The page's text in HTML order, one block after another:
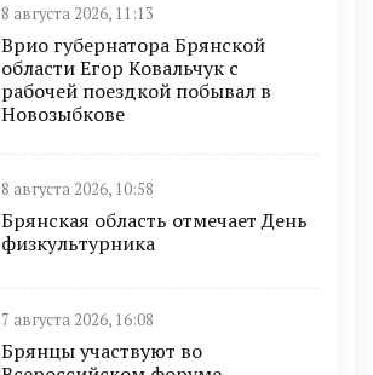
8 августа 2026, 11:13
Врио губернатора Брянской
области Егор Ковальчук с
рабочей поездкой побывал в
Новозыбкове
8 августа 2026, 10:58
Брянская область отмечает День
физкультурника
7 августа 2026, 16:08
Брянцы участвуют во